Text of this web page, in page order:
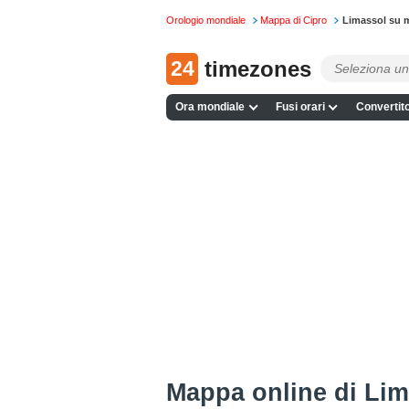
Orologio mondiale Mappa di Cipro Limassol su
24 timezones
Ora mondiale Fusi orari
Mappa online di